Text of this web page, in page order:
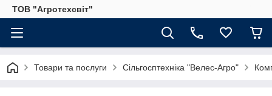
ТОВ "Агротехсвіт"
Товари та послуги Сільгосптехніка "Велес-Агро"